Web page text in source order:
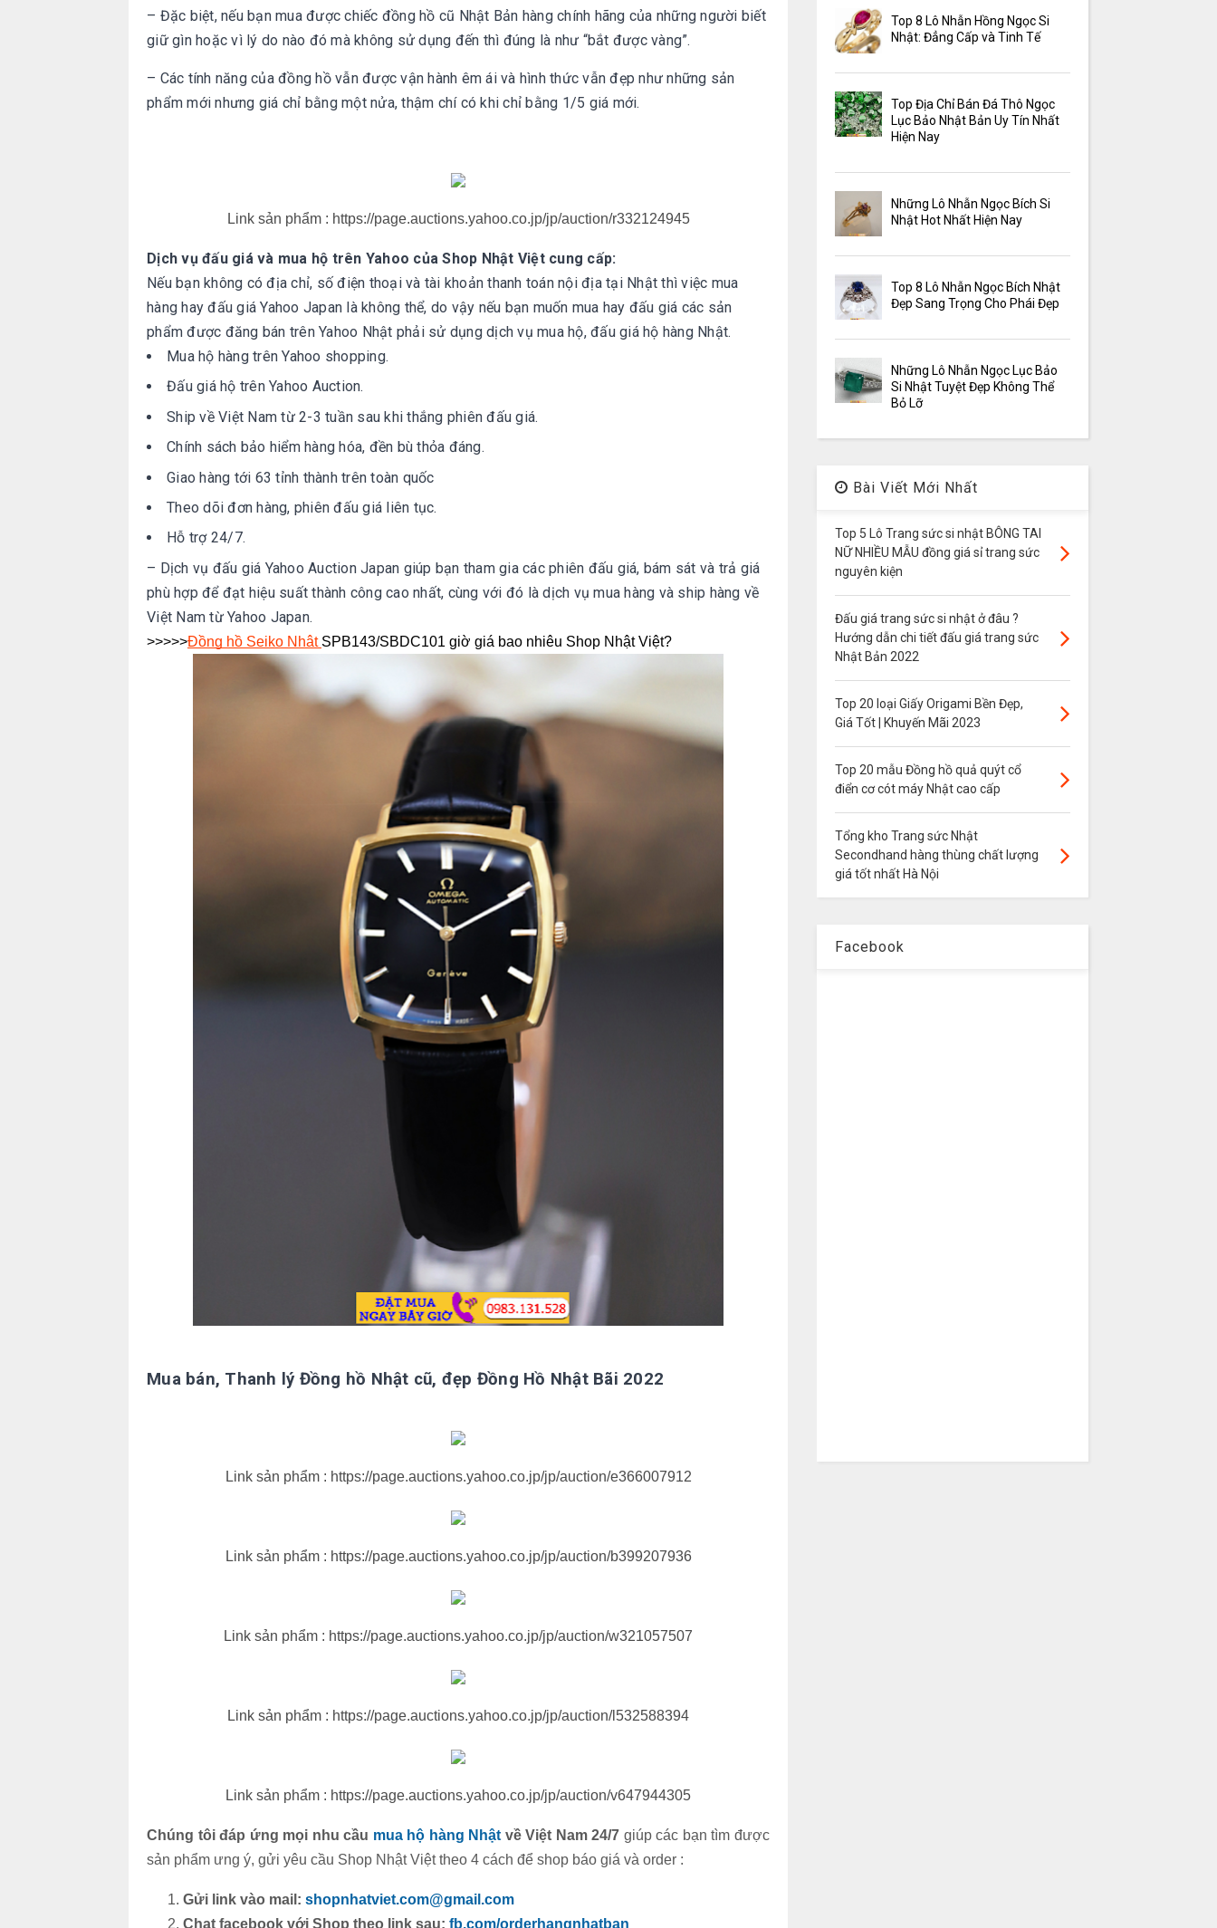
– Đặc biệt, nếu bạn mua được chiếc đồng hồ cũ Nhật Bản hàng chính hãng của những người biết
giữ gìn hoặc vì lý do nào đó mà không sử dụng đến thì đúng là như “bắt được vàng”.
– Các tính năng của đồng hồ vẫn được vận hành êm ái và hình thức vẫn đẹp như những sản
phẩm mới nhưng giá chỉ bằng một nửa, thậm chí có khi chỉ bằng 1/5 giá mới.
Link sản phẩm : https://page.auctions.yahoo.co.jp/jp/auction/r332124945
Dịch vụ đấu giá và mua hộ trên Yahoo của Shop Nhật Việt cung cấp:
Nếu bạn không có địa chỉ, số điện thoại và tài khoản thanh toán nội địa tại Nhật thì việc mua
hàng hay đấu giá Yahoo Japan là không thể, do vậy nếu bạn muốn mua hay đấu giá các sản
phẩm được đăng bán trên Yahoo Nhật phải sử dụng dịch vụ mua hộ, đấu giá hộ hàng Nhật.
Mua hộ hàng trên Yahoo shopping.
Đấu giá hộ trên Yahoo Auction.
Ship về Việt Nam từ 2-3 tuần sau khi thắng phiên đấu giá.
Chính sách bảo hiểm hàng hóa, đền bù thỏa đáng.
Giao hàng tới 63 tỉnh thành trên toàn quốc
Theo dõi đơn hàng, phiên đấu giá liên tục.
Hỗ trợ 24/7.
– Dịch vụ đấu giá Yahoo Auction Japan giúp bạn tham gia các phiên đấu giá, bám sát và trả giá
phù hợp để đạt hiệu suất thành công cao nhất, cùng với đó là dịch vụ mua hàng và ship hàng về
Việt Nam từ Yahoo Japan.
>>>>>Đồng hồ Seiko Nhật SPB143/SBDC101 giờ giá bao nhiêu Shop Nhật Việt?
Mua bán, Thanh lý Đồng hồ Nhật cũ, đẹp Đồng Hồ Nhật Bãi 2022
Link sản phẩm : https://page.auctions.yahoo.co.jp/jp/auction/e366007912
Link sản phẩm : https://page.auctions.yahoo.co.jp/jp/auction/b399207936
Link sản phẩm : https://page.auctions.yahoo.co.jp/jp/auction/w321057507
Link sản phẩm : https://page.auctions.yahoo.co.jp/jp/auction/l532588394
Link sản phẩm : https://page.auctions.yahoo.co.jp/jp/auction/v647944305
Chúng tôi đáp ứng mọi nhu cầu mua hộ hàng Nhật về Việt Nam 24/7 giúp các bạn tìm được
sản phẩm ưng ý, gửi yêu cầu Shop Nhật Việt theo 4 cách để shop báo giá và order :
Gửi link vào mail: shopnhatviet.com@gmail.com
Chat facebook với Shop theo link sau: fb.com/orderhangnhatban
Top 8 Lô Nhẫn Hồng Ngọc Si
Nhật: Đẳng Cấp và Tinh Tế
Top Địa Chỉ Bán Đá Thô Ngọc
Lục Bảo Nhật Bản Uy Tín Nhất
Hiện Nay
Những Lô Nhẫn Ngọc Bích Si
Nhật Hot Nhất Hiện Nay
Top 8 Lô Nhẫn Ngọc Bích Nhật
Đẹp Sang Trọng Cho Phái Đẹp
Những Lô Nhẫn Ngọc Lục Bảo
Si Nhật Tuyệt Đẹp Không Thể
Bỏ Lỡ
Bài Viết Mới Nhất
Top 5 Lô Trang sức si nhật BÔNG TAI
NỮ NHIỀU MẪU đồng giá sỉ trang sức
nguyên kiện
Đấu giá trang sức si nhật ở đâu ?
Hướng dẫn chi tiết đấu giá trang sức
Nhật Bản 2022
Top 20 loại Giấy Origami Bền Đẹp,
Giá Tốt | Khuyến Mãi 2023
Top 20 mẫu Đồng hồ quả quýt cổ
điển cơ cót máy Nhật cao cấp
Tổng kho Trang sức Nhật
Secondhand hàng thùng chất lượng
giá tốt nhất Hà Nội
Facebook